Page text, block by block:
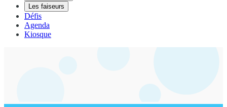
Les faiseurs
Défis
Agenda
Kiosque